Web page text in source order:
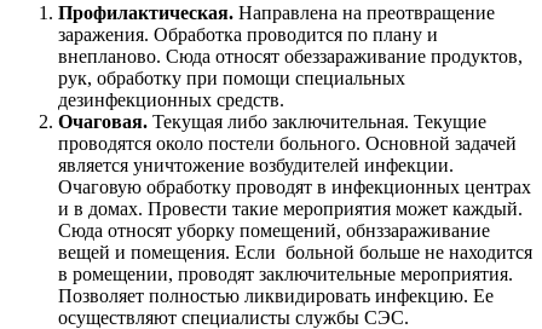
Профилактическая. Направлена на преотвращение
заражения. Обработка проводится по плану и
внепланово. Сюда относят обеззараживание продуктов,
рук, обработку при помощи специальных
дезинфекционных средств.
Очаговая. Текущая либо заключительная. Текущие
проводятся около постели больного. Основной задачей
является уничтожение возбудителей инфекции.
Очаговую обработку проводят в инфекционных центрах
и в домах. Провести такие мероприятия может каждый.
Сюда относят уборку помещений, обнззараживание
вещей и помещения. Если больной больше не находится
в ромещении, проводят заключительные мероприятия.
Позволяет полностью ликвидировать инфекцию. Ее
осуществляют специалисты службы СЭС.